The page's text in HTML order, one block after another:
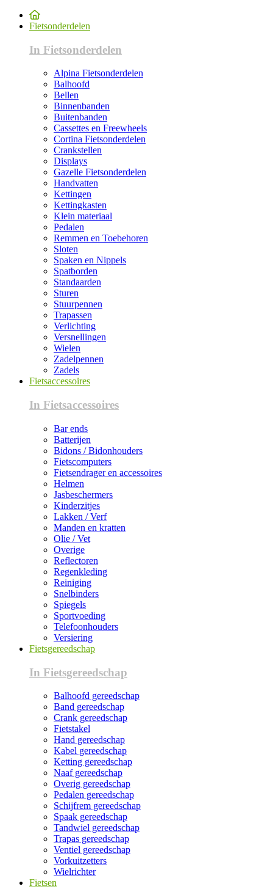
Fietsonderdelen
In Fietsonderdelen
Alpina Fietsonderdelen
Balhoofd
Bellen
Binnenbanden
Buitenbanden
Cassettes en Freewheels
Cortina Fietsonderdelen
Crankstellen
Displays
Gazelle Fietsonderdelen
Handvatten
Kettingen
Kettingkasten
Klein materiaal
Pedalen
Remmen en Toebehoren
Sloten
Spaken en Nippels
Spatborden
Standaarden
Sturen
Stuurpennen
Trapassen
Verlichting
Versnellingen
Wielen
Zadelpennen
Zadels
Fietsaccessoires
In Fietsaccessoires
Bar ends
Batterijen
Bidons / Bidonhouders
Fietscomputers
Fietsendrager en accessoires
Helmen
Jasbeschermers
Kinderzitjes
Lakken / Verf
Manden en kratten
Olie / Vet
Overige
Reflectoren
Regenkleding
Reiniging
Snelbinders
Spiegels
Sportvoeding
Telefoonhouders
Versiering
Fietsgereedschap
In Fietsgereedschap
Balhoofd gereedschap
Band gereedschap
Crank gereedschap
Fietstakel
Hand gereedschap
Kabel gereedschap
Ketting gereedschap
Naaf gereedschap
Overig gereedschap
Pedalen gereedschap
Schijfrem gereedschap
Spaak gereedschap
Tandwiel gereedschap
Trapas gereedschap
Ventiel gereedschap
Vorkuitzetters
Wielrichter
Fietsen